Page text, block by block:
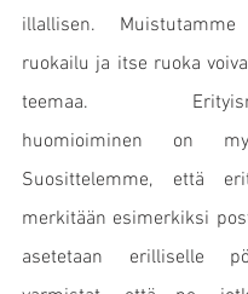
illallisen.
ruokailu ja itse ruoka
teemaa.
huomioiminen on
Suosittelemme, että
merkitään esimerkiksi
asetetaan erilliselle